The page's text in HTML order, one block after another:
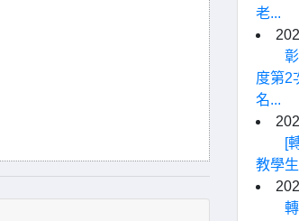
老...
度第2
名...
[
教學